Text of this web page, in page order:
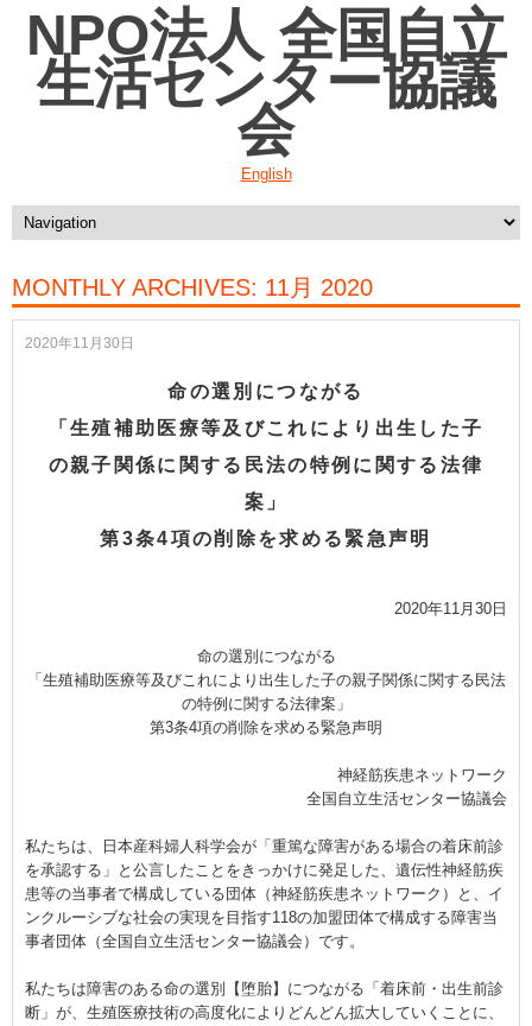
NPO法人 全国自立
生活センター協議
会
English
MONTHLY ARCHIVES: 11月 2020
2020年11月30日
命の選別につながる
「生殖補助医療等及びこれにより出生した子
の親子関係に関する民法の特例に関する法律
案」
第3条4項の削除を求める緊急声明
2020年11月30日
命の選別につながる
「生殖補助医療等及びこれにより出生した子の親子関係に関する民法
の特例に関する法律案」
第3条4項の削除を求める緊急声明
神経筋疾患ネットワーク
全国自立生活センター協議会
私たちは、日本産科婦人科学会が「重篤な障害がある場合の着床前診
を承認する」と公言したことをきっかけに発足した、遺伝性神経筋疾
患等の当事者で構成している団体（神経筋疾患ネットワーク）と、イ
ンクルーシブな社会の実現を目指す118の加盟団体で構成する障害当
事者団体（全国自立生活センター協議会）です。
私たちは障害のある命の選別【堕胎】につながる「着床前・出生前診
断」が、生殖医療技術の高度化によりどんどん拡大していくことに、